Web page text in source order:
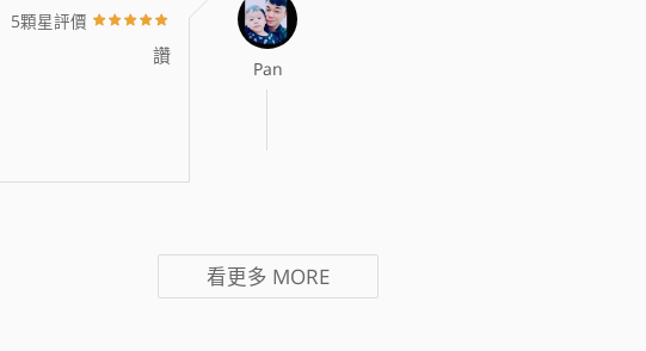
Pan
5顆星評價
讚
看更多 MORE